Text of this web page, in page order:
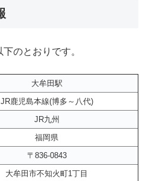
のとおりです。
大牟田駅
JR鹿児島本線(博多～八代)
JR九州
福岡県
〒836-0843
大牟田市不知火町1丁目